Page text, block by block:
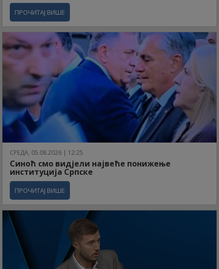
ПРОЧИТАЈ ВИШЕ
СРЕДА, 05.08.2026 | 12:25
Синоћ смо видјели највеће понижење
институција Српске
ПРОЧИТАЈ ВИШЕ